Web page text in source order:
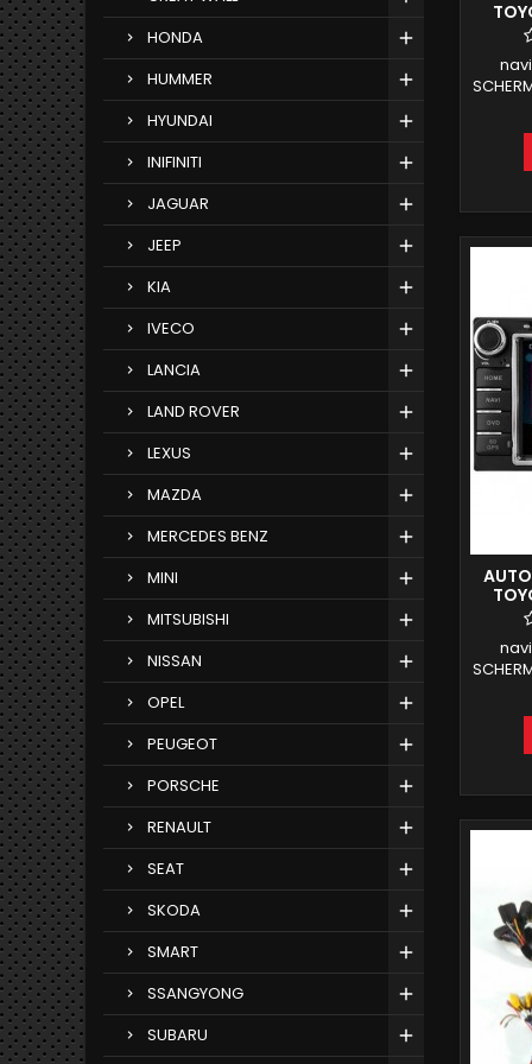
HONDA
HUMMER
HYUNDAI
INIFINITI
JAGUAR
JEEP
KIA
IVECO
LANCIA
LAND ROVER
LEXUS
MAZDA
MERCEDES BENZ
MINI
MITSUBISHI
NISSAN
OPEL
PEUGEOT
PORSCHE
RENAULT
SEAT
SKODA
SMART
SSANGYONG
SUBARU